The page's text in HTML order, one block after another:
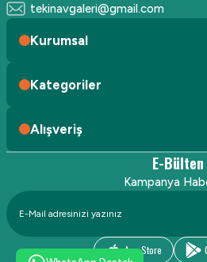
tekinavgaleri@gmail.com
Kurumsal
Kategoriler
Alışveriş
E-Bülten
Kampanya
App Store